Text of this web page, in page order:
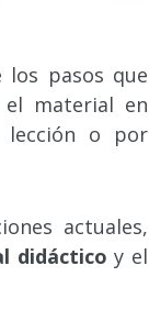
los pasos que
material en
lección o por
actuales,
didáctico y el